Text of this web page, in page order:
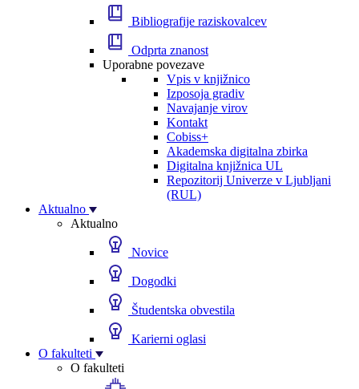
Bibliografije raziskovalcev
Odprta znanost
Uporabne povezave
Vpis v knjižnico
Izposoja gradiv
Navajanje virov
Kontakt
Cobiss+
Akademska digitalna zbirka
Digitalna knjižnica UL
Repozitorij Univerze v Ljubljani
(RUL)
Aktualno
Aktualno
Novice
Dogodki
Študentska obvestila
Karierni oglasi
O fakulteti
O fakulteti